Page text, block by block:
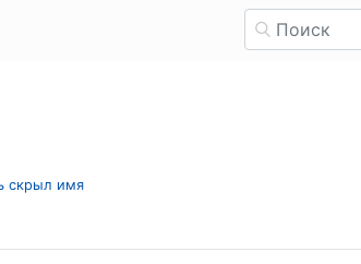
скрыл имя